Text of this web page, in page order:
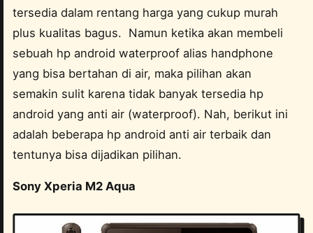
tersedia dalam rentang harga yang cukup murah
plus kualitas bagus. Namun ketika akan membeli
sebuah hp android waterproof alias handphone
yang bisa bertahan di air, maka pilihan akan
semakin sulit karena tidak banyak tersedia hp
android yang anti air (waterproof). Nah, berikut ini
adalah beberapa hp android anti air terbaik dan
tentunya bisa dijadikan pilihan.
Sony Xperia M2 Aqua